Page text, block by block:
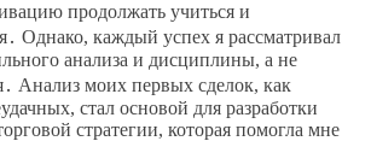
продолжать учиться и
Однако, каждый успех я рассматривал
анализа и дисциплины, а не
Анализ моих первых сделок, как
стал основой для разработки
стратегии, которая помогла мне